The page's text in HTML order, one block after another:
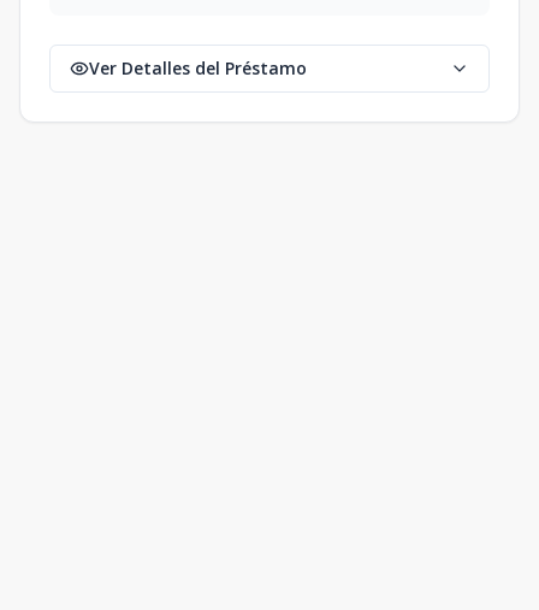
Ver Detalles del Préstamo